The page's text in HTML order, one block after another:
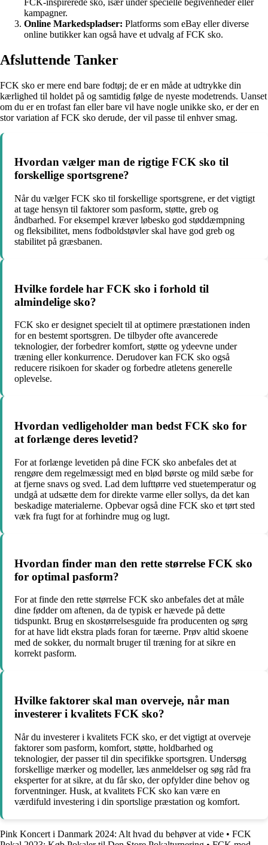
kampagner.
Online Markedspladser: Platforms som eBay eller diverse
online butikker kan også have et udvalg af FCK sko.
Afsluttende Tanker
FCK sko er mere end bare fodtøj; de er en måde at udtrykke din
kærlighed til holdet på og samtidig følge de nyeste modetrends. Uanset
om du er en trofast fan eller bare vil have nogle unikke sko, er der en
stor variation af FCK sko derude, der vil passe til enhver smag.
Hvordan vælger man de rigtige FCK sko til
forskellige sportsgrene?
Når du vælger FCK sko til forskellige sportsgrene, er det vigtigt
at tage hensyn til faktorer som pasform, støtte, greb og
åndbarhed. For eksempel kræver løbesko god støddæmpning
og fleksibilitet, mens fodboldstøvler skal have god greb og
stabilitet på græsbanen.
Hvilke fordele har FCK sko i forhold til
almindelige sko?
FCK sko er designet specielt til at optimere præstationen inden
for en bestemt sportsgren. De tilbyder ofte avancerede
teknologier, der forbedrer komfort, støtte og ydeevne under
træning eller konkurrence. Derudover kan FCK sko også
reducere risikoen for skader og forbedre atletens generelle
oplevelse.
Hvordan vedligeholder man bedst FCK sko for
at forlænge deres levetid?
For at forlænge levetiden på dine FCK sko anbefales det at
rengøre dem regelmæssigt med en blød børste og mild sæbe for
at fjerne snavs og sved. Lad dem lufttørre ved stuetemperatur og
undgå at udsætte dem for direkte varme eller sollys, da det kan
beskadige materialerne. Opbevar også dine FCK sko et tørt sted
væk fra fugt for at forhindre mug og lugt.
Hvordan finder man den rette størrelse FCK sko
for optimal pasform?
For at finde den rette størrelse FCK sko anbefales det at måle
dine fødder om aftenen, da de typisk er hævede på dette
tidspunkt. Brug en skostørrelsesguide fra producenten og sørg
for at have lidt ekstra plads foran for tæerne. Prøv altid skoene
med de sokker, du normalt bruger til træning for at sikre en
korrekt pasform.
Hvilke faktorer skal man overveje, når man
investerer i kvalitets FCK sko?
Når du investerer i kvalitets FCK sko, er det vigtigt at overveje
faktorer som pasform, komfort, støtte, holdbarhed og
teknologier, der passer til din specifikke sportsgren. Undersøg
forskellige mærker og modeller, læs anmeldelser og søg råd fra
eksperter for at sikre, at du får sko, der opfylder dine behov og
forventninger. Husk, at kvalitets FCK sko kan være en
værdifuld investering i din sportslige præstation og komfort.
Pink Koncert i Danmark 2024: Alt hvad du behøver at vide • FCK